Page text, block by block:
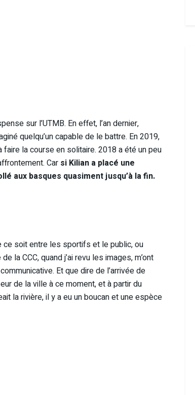
sur l’UTMB. En effet, l’an dernier,
quelqu’un capable de le battre. En 2019,
la course en solitaire. 2018 a été un peu
Car si Kilian a placé une
aux basques quasiment jusqu’à la fin.
ce soit entre les sportifs et le public, ou
la CCC, quand j’ai revu les images, m’ont
Et que dire de l’arrivée de
de la ville à ce moment, et à partir du
la rivière, il y a eu un boucan et une espèce